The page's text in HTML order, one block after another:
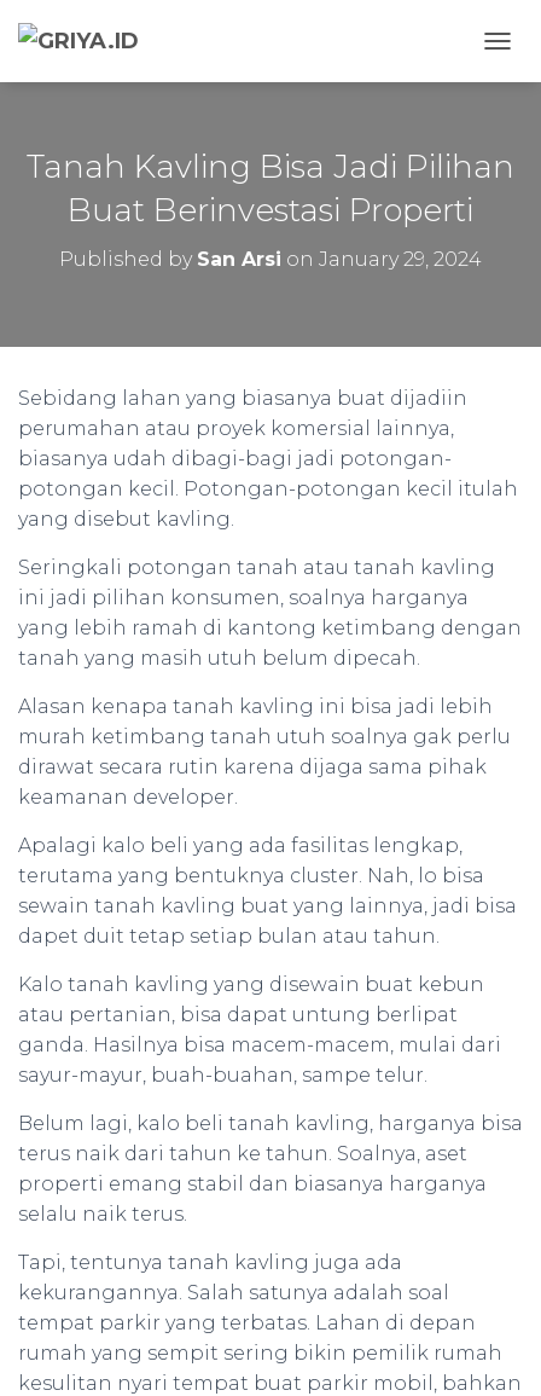
Tanah Kavling Bisa Jadi Pilihan
Buat Berinvestasi Properti
Published by San Arsi on January 29, 2024
Sebidang lahan yang biasanya buat dijadiin
perumahan atau proyek komersial lainnya,
biasanya udah dibagi-bagi jadi potongan-
potongan kecil. Potongan-potongan kecil itulah
yang disebut kavling.
Seringkali potongan tanah atau tanah kavling
ini jadi pilihan konsumen, soalnya harganya
yang lebih ramah di kantong ketimbang dengan
tanah yang masih utuh belum dipecah.
Alasan kenapa tanah kavling ini bisa jadi lebih
murah ketimbang tanah utuh soalnya gak perlu
dirawat secara rutin karena dijaga sama pihak
keamanan developer.
Apalagi kalo beli yang ada fasilitas lengkap,
terutama yang bentuknya cluster. Nah, lo bisa
sewain tanah kavling buat yang lainnya, jadi bisa
dapet duit tetap setiap bulan atau tahun.
Kalo tanah kavling yang disewain buat kebun
atau pertanian, bisa dapat untung berlipat
ganda. Hasilnya bisa macem-macem, mulai dari
sayur-mayur, buah-buahan, sampe telur.
Belum lagi, kalo beli tanah kavling, harganya bisa
terus naik dari tahun ke tahun. Soalnya, aset
properti emang stabil dan biasanya harganya
selalu naik terus.
Tapi, tentunya tanah kavling juga ada
kekurangannya. Salah satunya adalah soal
tempat parkir yang terbatas. Lahan di depan
rumah yang sempit sering bikin pemilik rumah
kesulitan nyari tempat buat parkir mobil, bahkan